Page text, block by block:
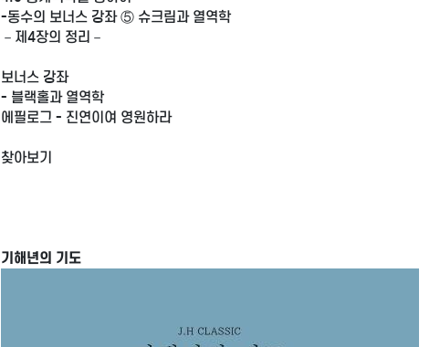
-동수의 보너스 강좌 ⑤ 슈크림과 열역학
－제4장의 정리－
보너스 강좌
- 블랙홀과 열역학
에필로그 - 진연이여 영원하라
찾아보기
기해년의 기도